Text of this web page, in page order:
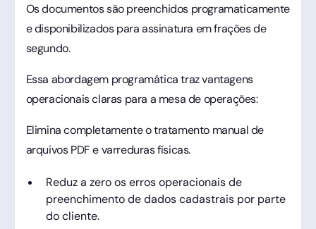
Os documentos são preenchidos programaticamente
e disponibilizados para assinatura em frações de
segundo.
Essa abordagem programática traz vantagens
operacionais claras para a mesa de operações:
Elimina completamente o tratamento manual de
arquivos PDF e varreduras físicas.
Reduz a zero os erros operacionais de
preenchimento de dados cadastrais por parte
do cliente.